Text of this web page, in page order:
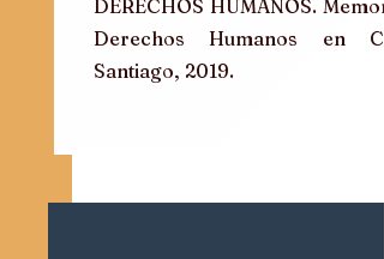
DERECHOS HUMANOS.
Derechos Humanos en
Santiago, 2019.